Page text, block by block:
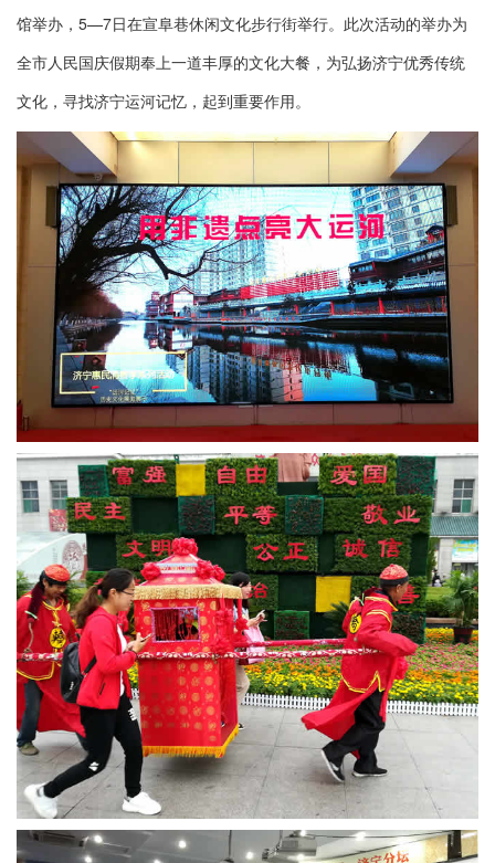
馆举办，5—7日在宣阜巷休闲文化步行街举行。此次活动的举办为
全市人民国庆假期奉上一道丰厚的文化大餐，为弘扬济宁优秀传统
文化，寻找济宁运河记忆，起到重要作用。